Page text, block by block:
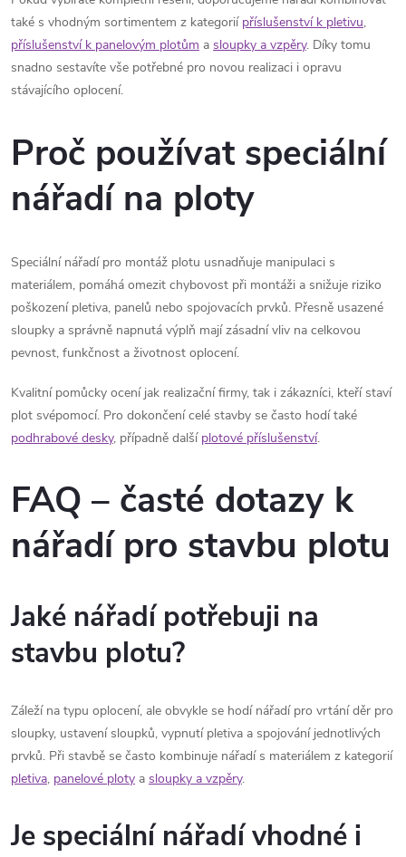
také s vhodným sortimentem z kategorií příslušenství k pletivu,
příslušenství k panelovým plotům a sloupky a vzpěry. Díky tomu
snadno sestavíte vše potřebné pro novou realizaci i opravu
stávajícího oplocení.
Proč používat speciální
nářadí na ploty
Speciální nářadí pro montáž plotu usnadňuje manipulaci s
materiálem, pomáhá omezit chybovost při montáži a snižuje riziko
poškození pletiva, panelů nebo spojovacích prvků. Přesně usazené
sloupky a správně napnutá výplň mají zásadní vliv na celkovou
pevnost, funkčnost a životnost oplocení.
Kvalitní pomůcky ocení jak realizační firmy, tak i zákazníci, kteří staví
plot svépomocí. Pro dokončení celé stavby se často hodí také
podhrabové desky, případně další plotové příslušenství.
FAQ – časté dotazy k
nářadí pro stavbu plotu
Jaké nářadí potřebuji na
stavbu plotu?
Záleží na typu oplocení, ale obvykle se hodí nářadí pro vrtání děr pro
sloupky, ustavení sloupků, vypnutí pletiva a spojování jednotlivých
prvků. Při stavbě se často kombinuje nářadí s materiálem z kategorií
pletiva, panelové ploty a sloupky a vzpěry.
Je speciální nářadí vhodné i